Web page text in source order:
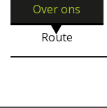
Over ons
Route